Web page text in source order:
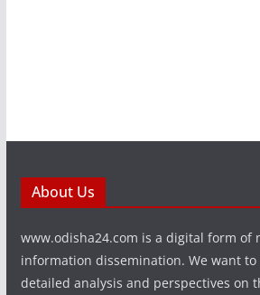
About Us
www.odisha24.com is a digital form of
information dissemination. We want to
detailed analysis and perspectives on